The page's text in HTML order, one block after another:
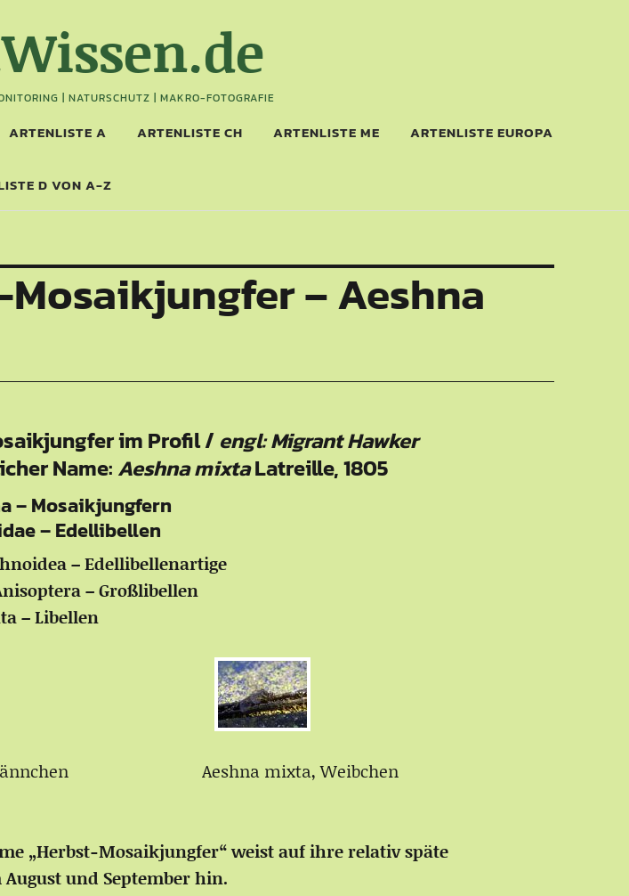
| NATURSCHUTZ | MAKRO-FOTOGRAFIE
ARTENLISTE A ARTENLISTE CH ARTENLISTE ME ARTENLISTE EUROPA
D VON A-Z
– Aeshna
im Profil /engl: Migrant Hawker
Name: Aeshna mixtaLatreille, 1805
– Mosaikjungfern
– Edellibellen
– Edellibellenartige
– Großlibellen
– Libellen
Männchen Aeshna mixta, Weibchen
„Herbst-Mosaikjungfer“ weist auf ihre relativ späte
und September hin.